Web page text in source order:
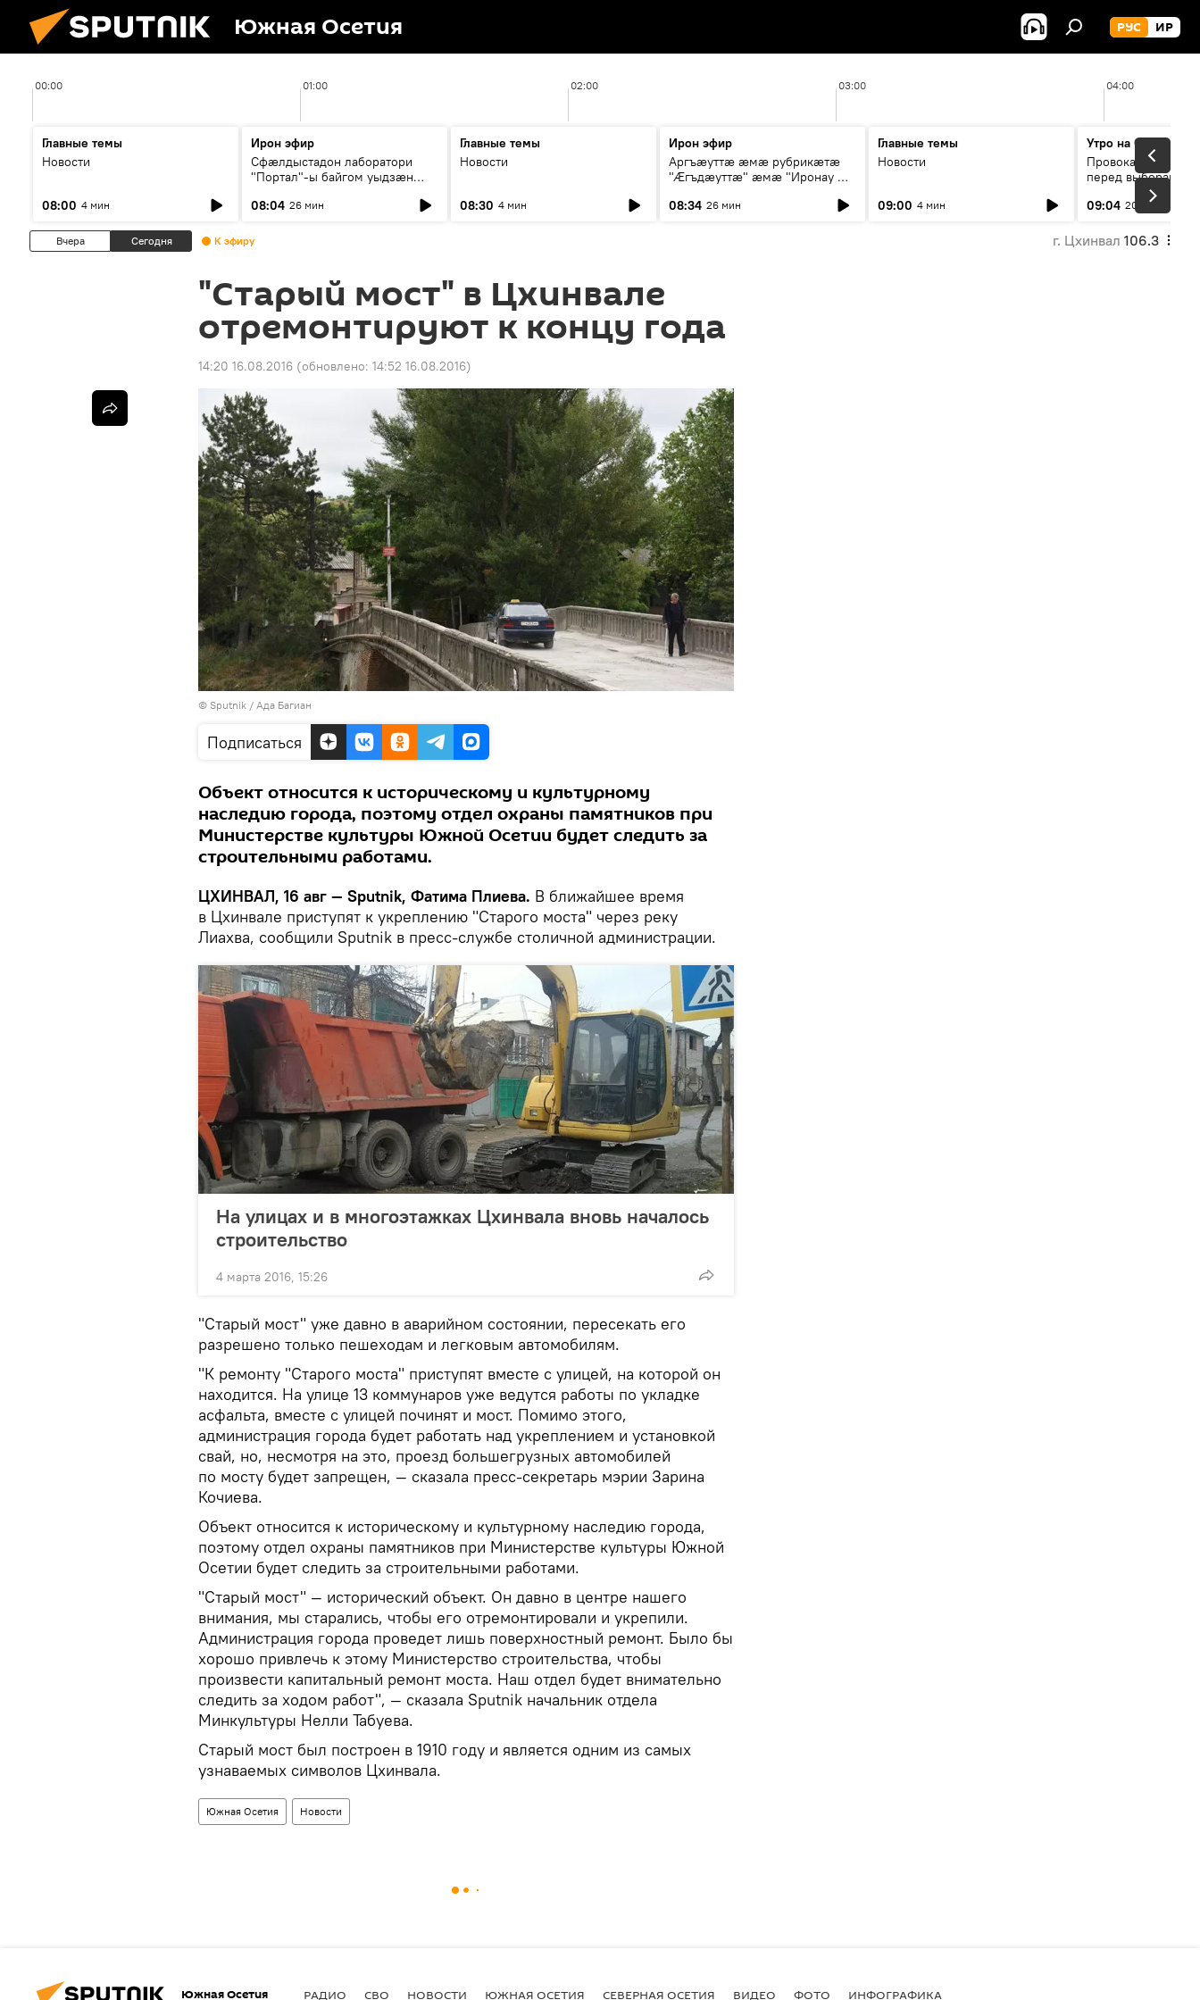
Южная Осетия РУС ИР
00:00 01:00 02:00 03:00 04:00
Главные темы
Новости
08:00 4 мин
Ирон эфир
Сфæлдыстадон лаборатори
"Портал"-ы байгом уыдзæн
Æхсары куыстыты равдыст
08:04 26 мин
Главные темы
Новости
08:30 4 мин
Ирон эфир
Аргъæуттæ æмæ рубрикæтæ
"Æгъдæуттæ" æмæ "Иронау æй
08:34 26 мин
Главные темы
Новости
09:00 4 мин
Утро на Спутнике
Провокации со
перед выборами в
09:04 20 мин
Вчера Сегодня К эфиру г. Цхинвал 106.3
"Старый мост" в Цхинвале
отремонтируют к концу года
14:20 16.08.2016 (обновлено: 14:52 16.08.2016)
© Sputnik / Ада Багиан
Подписаться
Объект относится к историческому и культурному
наследию города, поэтому отдел охраны памятников при
Министерстве культуры Южной Осетии будет следить за
строительными работами.
ЦХИНВАЛ, 16 авг — Sputnik, Фатима Плиева. В ближайшее время
в Цхинвале приступят к укреплению "Старого моста" через реку
Лиахва, сообщили Sputnik в пресс-службе столичной администрации.
На улицах и в многоэтажках Цхинвала вновь началось
строительство
4 марта 2016, 15:26
"Старый мост" уже давно в аварийном состоянии, пересекать его
разрешено только пешеходам и легковым автомобилям.
"К ремонту "Старого моста" приступят вместе с улицей, на которой он
находится. На улице 13 коммунаров уже ведутся работы по укладке
асфальта, вместе с улицей починят и мост. Помимо этого,
администрация города будет работать над укреплением и установкой
свай, но, несмотря на это, проезд большегрузных автомобилей
по мосту будет запрещен, — сказала пресс-секретарь мэрии Зарина
Кочиева.
Объект относится к историческому и культурному наследию города,
поэтому отдел охраны памятников при Министерстве культуры Южной
Осетии будет следить за строительными работами.
"Старый мост" — исторический объект. Он давно в центре нашего
внимания, мы старались, чтобы его отремонтировали и укрепили.
Администрация города проведет лишь поверхностный ремонт. Было бы
хорошо привлечь к этому Министерство строительства, чтобы
произвести капитальный ремонт моста. Наш отдел будет внимательно
следить за ходом работ", — сказала Sputnik начальник отдела
Минкультуры Нелли Табуева.
Старый мост был построен в 1910 году и является одним из самых
узнаваемых символов Цхинвала.
Южная Осетия Новости
Южная Осетия РАДИО СВО НОВОСТИ ЮЖНАЯ ОСЕТИЯ СЕВЕРНАЯ ОСЕТИЯ ВИДЕО ФОТО ИНФОГРАФИКА